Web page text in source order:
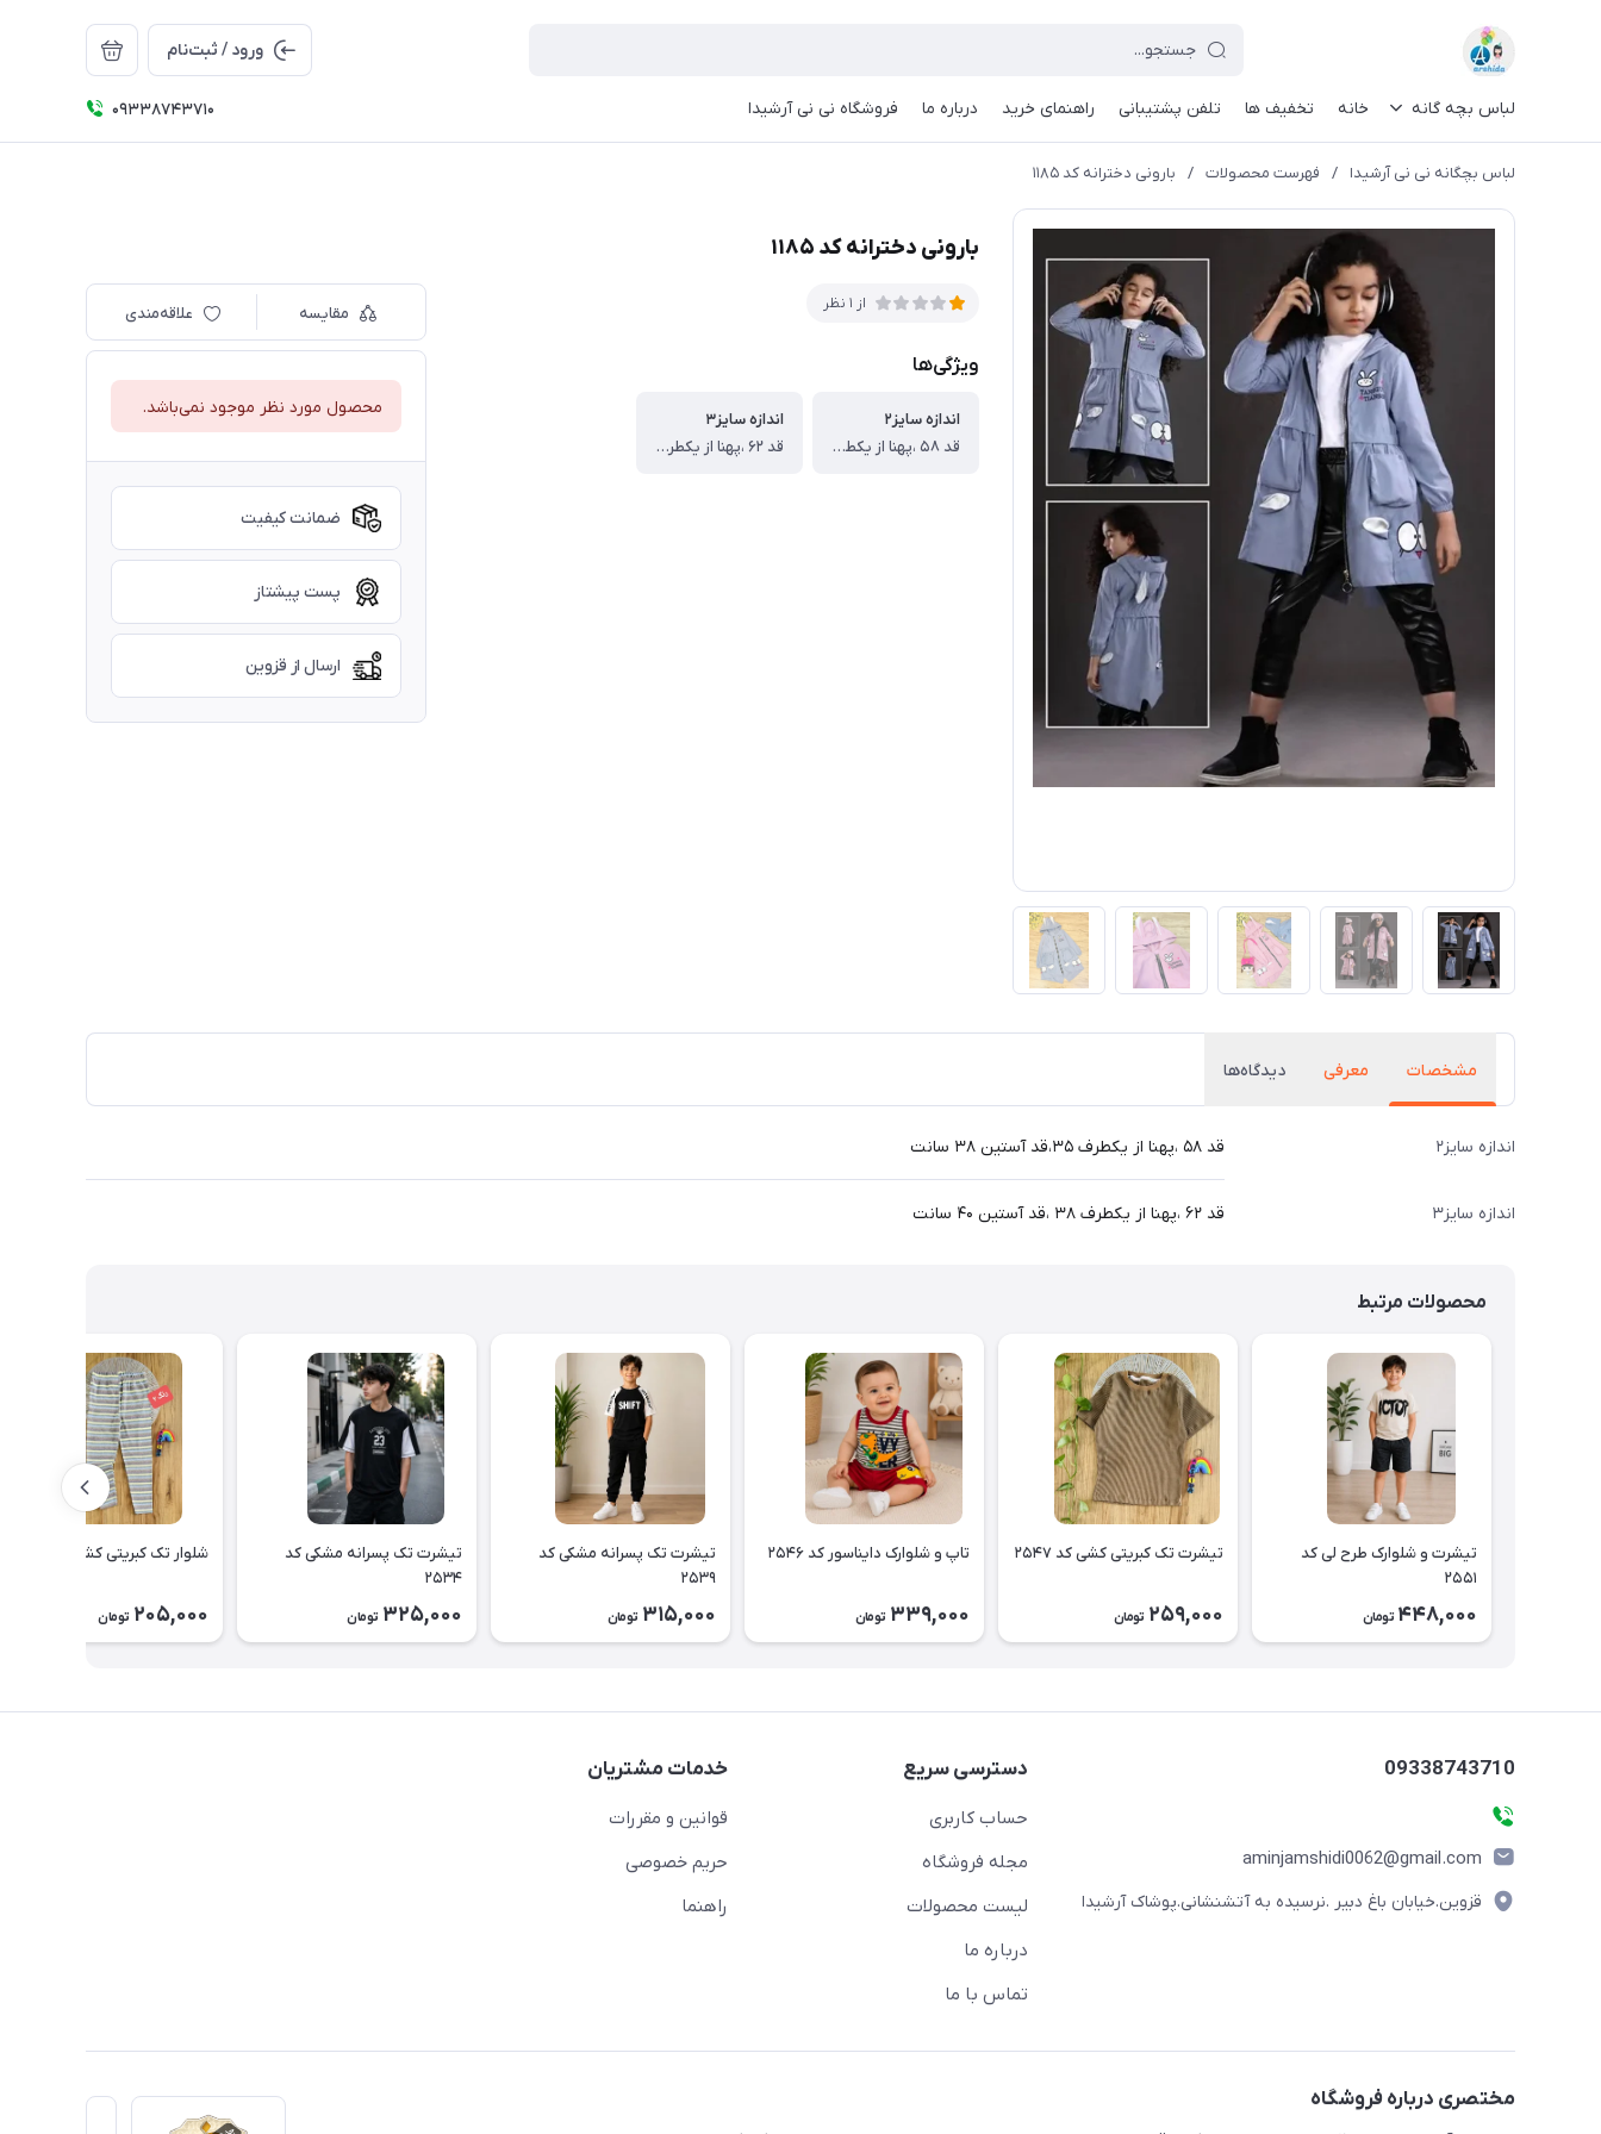
ورود / ثبت‌نام
لباس بچه گانه خانه تخفیف ها تلفن پشتیبانی راهنمای خرید درباره ما فروشگاه نی نی آرشیدا 09338743710
لباس بچگانه نی نی آرشیدا / فهرست محصولات / بارونی دخترانه کد ۱۱۸۵
بارونی دخترانه کد ۱۱۸۵
از 1 نظر
ویژگی‌ها
اندازه سایز۲
قد ۵۸ ،پهنا از یکطرف ۳۵،قد آستین ۳۸ سانت
اندازه سایز۳
قد ۶۲ ،پهنا از یکطرف ۳۸ ،قد آستین ۴۰ سانت
مقایسه علاقه‌مندی
محصول مورد نظر موجود نمی‌باشد.
ضمانت کیفیت
پست پیشتاز
ارسال از قزوین
مشخصات معرفی دیدگاه‌ها
اندازه سایز۲ قد ۵۸ ،پهنا از یکطرف ۳۵،قد آستین ۳۸ سانت
اندازه سایز۳ قد ۶۲ ،پهنا از یکطرف ۳۸ ،قد آستین ۴۰ سانت
محصولات مرتبط
تیشرت و شلوارک طرح لی کد
۲۵۵۱
448,000 تومان
تیشرت تک کبریتی کشی کد ۲۵۴۷
259,000 تومان
تاپ و شلوارک دایناسور کد ۲۵۴۶
339,000 تومان
تیشرت تک پسرانه مشکی کد
۲۵۳۹
315,000 تومان
تیشرت تک پسرانه مشکی کد
۲۵۳۴
325,000 تومان
شلوار تک کبریتی کشی کد ۲۵۳۳
205,000 تومان
09338743710
aminjamshidi0062@gmail.com
قزوین.خیابان باغ دبیر .نرسیده به آتشنشانی.پوشاک آرشیدا
دسترسی سریع
حساب کاربری
مجله فروشگاه
لیست محصولات
درباره ما
تماس با ما
خدمات مشتریان
قوانین و مقررات
حریم خصوصی
راهنما
مختصری درباره فروشگاه